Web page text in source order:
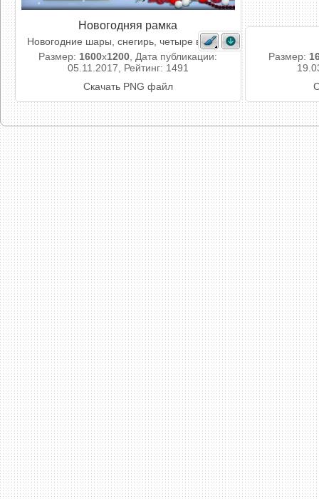
Новогодняя рамка
Новогодние шары, снегирь, четыре выреза
Размер: 1600x1200 , Дата публикации:
05.11.2017, Рейтинг: 1491
Скачать PNG файл
Размер: